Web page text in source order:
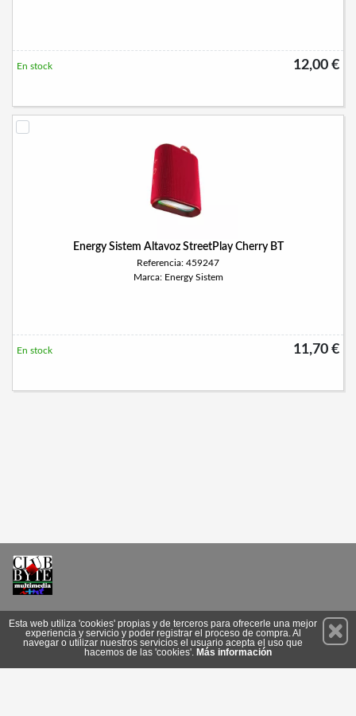
12,00 €
En stock
Energy Sistem Altavoz StreetPlay Cherry BT
Referencia: 459247
Marca: Energy Sistem
11,70 €
En stock
Suscríbete
Esta web utiliza 'cookies' propias y de terceros para ofrecerle una mejor
experiencia y servicio y poder registrar el proceso de compra. Al
navegar o utilizar nuestros servicios el usuario acepta el uso que
hacemos de las 'cookies'. Más información